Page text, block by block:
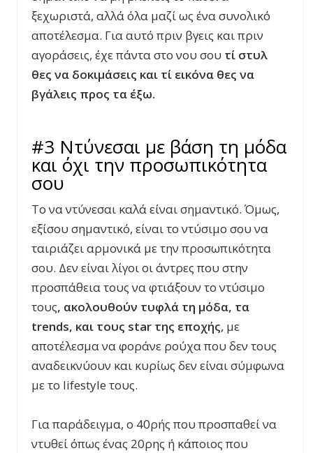
ξεχωριστά, αλλά όλα μαζί ως ένα συνολικό
αποτέλεσμα. Για αυτό πριν βγεις και πριν
αγοράσεις, έχε πάντα στο νου σου τί στυλ
θες να δοκιμάσεις και τί εικόνα θες να
βγάλεις προς τα έξω.
#3 Ντύνεσαι με βάση τη μόδα
και όχι την προσωπικότητα
σου
Το να ντύνεσαι καλά είναι σημαντικό. Όμως,
εξίσου σημαντικό, είναι το ντύσιμο σου να
ταιριάζει αρμονικά με την προσωπικότητα
σου. Δεν είναι λίγοι οι άντρες που στην
προσπάθεια τους να φτιάξουν το ντύσιμο
τους, ακολουθούν τυφλά τη μόδα, τα
trends, και τους star της εποχής, με
αποτέλεσμα να φοράνε ρούχα που δεν τους
αναδεικνύουν και κυρίως δεν είναι σύμφωνα
με το lifestyle τους.
Για παράδειγμα, ο 40ρής που προσπαθεί να
ντυθεί όπως ένας 20ρης ή κάποιος που